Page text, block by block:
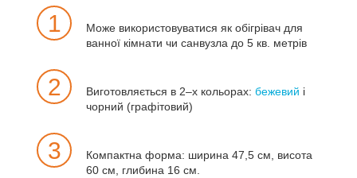
1
Може використовуватися як обігрівач для
ванної кімнати чи санвузла до 5 кв. метрів
2 Виготовляється в 2–х кольорах: бежевий і
чорний (графітовий)
3
Компактна форма: ширина 47,5 см, висота
60 см, глибина 16 см.